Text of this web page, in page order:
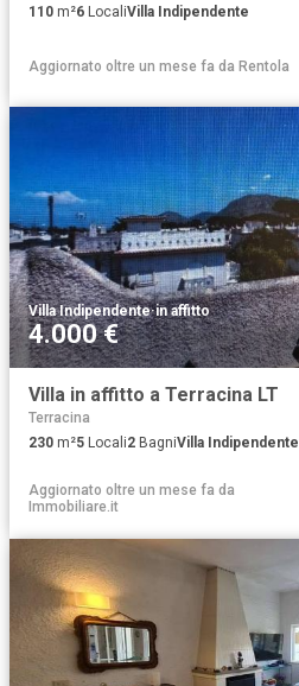
110 m²6 LocaliVilla Indipendente
Aggiornato oltre un mese fa da Rentola
Villa Indipendente·in affitto
4.000 €
Villa in affitto a Terracina LT
Terracina
230 m²5 Locali2 BagniVilla Indipendente
Aggiornato oltre un mese fa da
Immobiliare.it